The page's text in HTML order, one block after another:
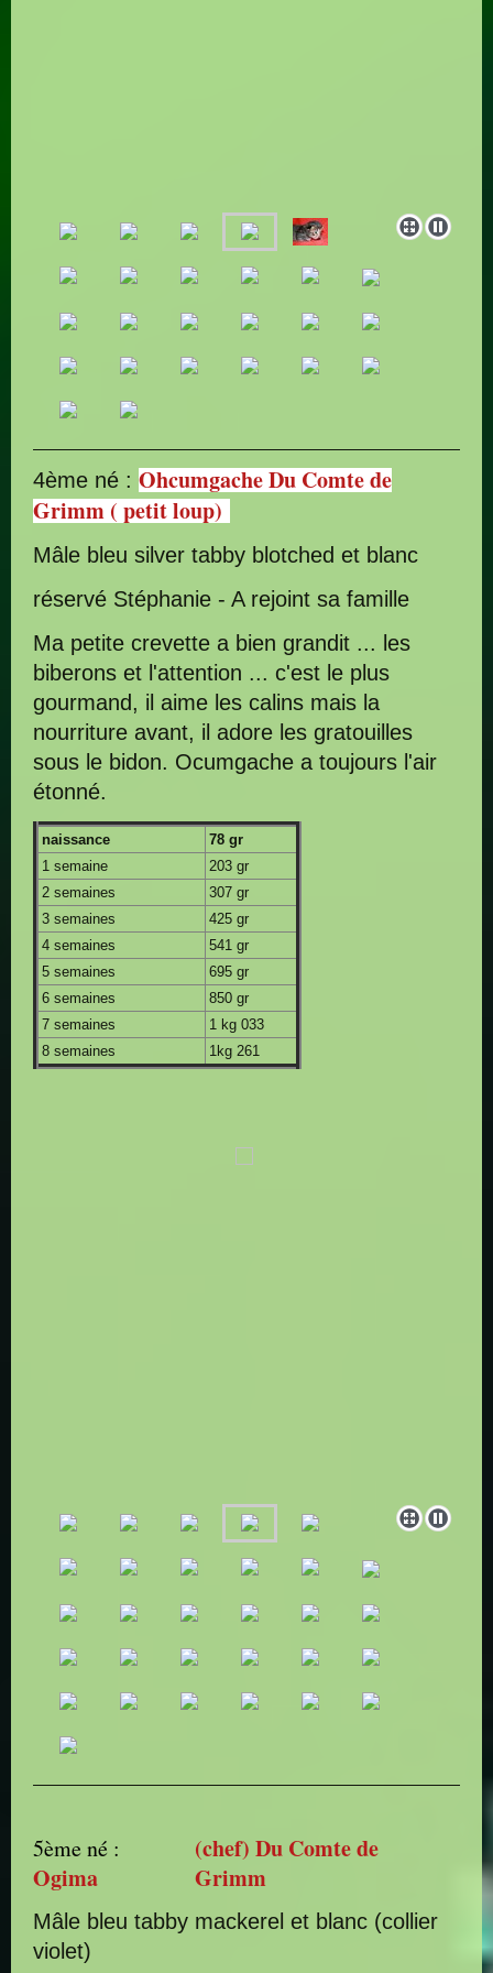
4ème né : Ohcumgache Du Comte de
Grimm ( petit loup)
Mâle bleu silver tabby blotched et blanc
réservé Stéphanie - A rejoint sa famille
Ma petite crevette a bien grandit ... les
biberons et l'attention ... c'est le plus
gourmand, il aime les calins mais la
nourriture avant, il adore les gratouilles
sous le bidon. Ocumgache a toujours l'air
étonné.
naissance
78 gr
1 semaine
203 gr
2 semaines
307 gr
3 semaines
425 gr
4 semaines
541 gr
5 semaines
695 gr
6 semaines
850 gr
7 semaines
1 kg 033
8 semaines
1kg 261
5ème né :
Ogima
(chef) Du Comte de
Grimm
Mâle bleu tabby mackerel et blanc (collier
violet)